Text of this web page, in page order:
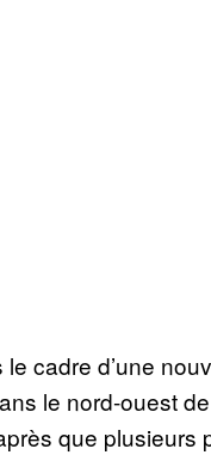
cadre d’une
le nord-ouest
que plusieurs